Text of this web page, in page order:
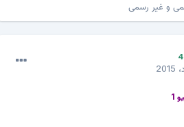
و غیر رسمی